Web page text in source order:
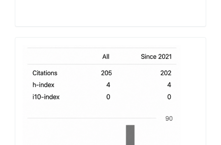
index